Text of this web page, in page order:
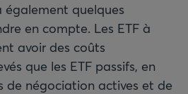
également quelques
en compte. Les ETF à
avoir des coûts
que les ETF passifs, en
de négociation actives et de